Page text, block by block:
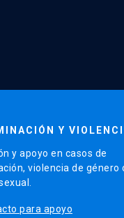
Y
y apoyo en casos de
violencia de género
para apoyo